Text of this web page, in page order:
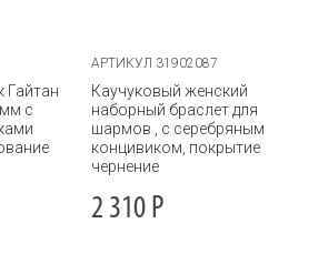
Гайтан
с
АРТИКУЛ 31902087
Каучуковый женский
наборный браслет для
шармов , с серебряным
концивиком, покрытие
чернение
2 310 Р